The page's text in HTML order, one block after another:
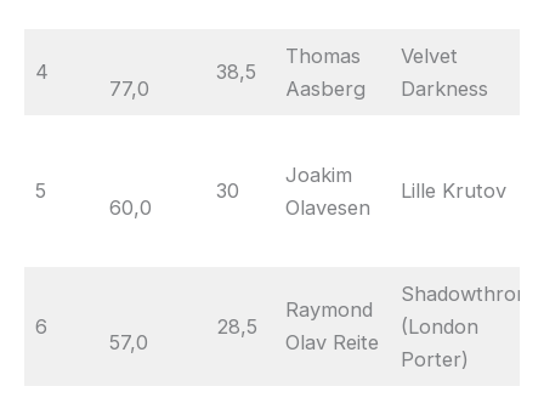
4
77,0
38,5
Thomas
Aasberg
Velvet
Darkness
5
60,0
30
Joakim
Olavesen
Lille Krutov
6
57,0
28,5
Raymond
Olav Reite
Shadowthrone
(London
Porter)